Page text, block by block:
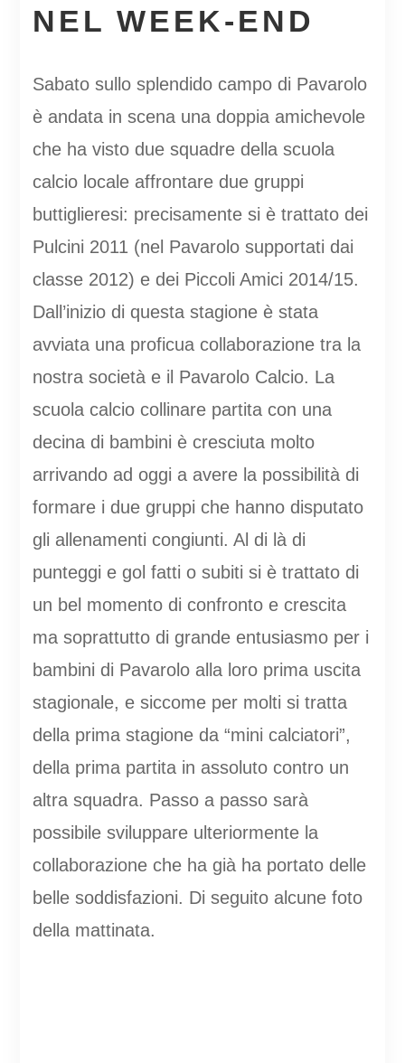
NEL WEEK-END
Sabato sullo splendido campo di Pavarolo
è andata in scena una doppia amichevole
che ha visto due squadre della scuola
calcio locale affrontare due gruppi
buttiglieresi: precisamente si è trattato dei
Pulcini 2011 (nel Pavarolo supportati dai
classe 2012) e dei Piccoli Amici 2014/15.
Dall’inizio di questa stagione è stata
avviata una proficua collaborazione tra la
nostra società e il Pavarolo Calcio. La
scuola calcio collinare partita con una
decina di bambini è cresciuta molto
arrivando ad oggi a avere la possibilità di
formare i due gruppi che hanno disputato
gli allenamenti congiunti. Al di là di
punteggi e gol fatti o subiti si è trattato di
un bel momento di confronto e crescita
ma soprattutto di grande entusiasmo per i
bambini di Pavarolo alla loro prima uscita
stagionale, e siccome per molti si tratta
della prima stagione da “mini calciatori”,
della prima partita in assoluto contro un
altra squadra. Passo a passo sarà
possibile sviluppare ulteriormente la
collaborazione che ha già ha portato delle
belle soddisfazioni. Di seguito alcune foto
della mattinata.